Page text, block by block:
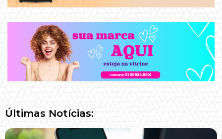
Últimas Notícias: